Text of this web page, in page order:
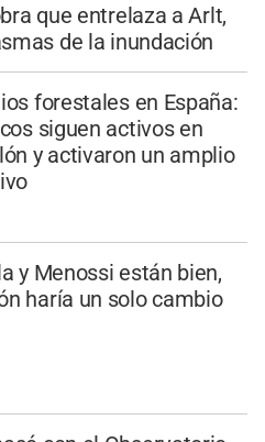
que entrelaza a Arlt,
de la inundación
forestales en España:
siguen activos en
y activaron un amplio
y Menossi están bien,
haría un solo cambio